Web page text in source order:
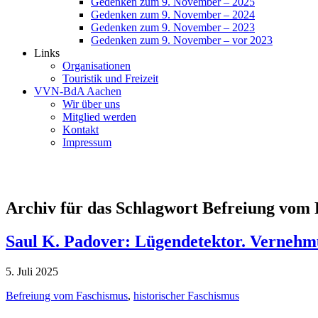
Gedenken zum 9. November – 2024
Gedenken zum 9. November – 2023
Gedenken zum 9. November – vor 2023
Links
Organisationen
Touristik und Freizeit
VVN-BdA Aachen
Wir über uns
Mitglied werden
Kontakt
Impressum
Archiv für das Schlagwort Befreiung vom
Saul K. Padover: Lügendetektor.
5. Juli 2025
Befreiung vom Faschismus, historischer Faschismus